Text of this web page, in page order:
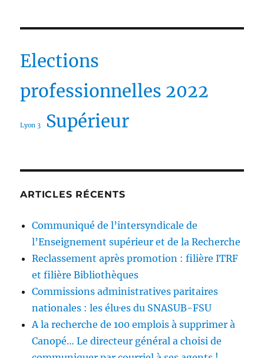
Elections
professionnelles 2022
Lyon 3 Supérieur
ARTICLES RÉCENTS
Communiqué de l’intersyndicale de
l’Enseignement supérieur et de la Recherche
Reclassement après promotion : filière ITRF
et filière Bibliothèques
Commissions administratives paritaires
nationales : les élu·es du SNASUB-FSU
A la recherche de 100 emplois à supprimer à
Canopé… Le directeur général a choisi de